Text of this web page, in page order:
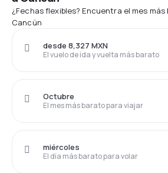
¿Fechas flexibles? Encuentra el mes
Cancún
El vuelo de ida y vuelta más barato
desde 8,327 MXN
El mes más barato para viajar
Octubre
El día más barato para volar
miércoles